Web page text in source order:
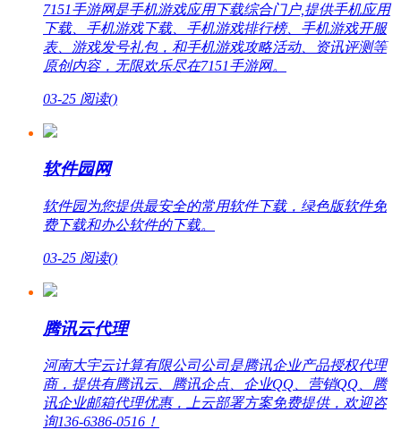
7151手游网是手机游戏应用下载综合门户,提供手机应用
下载、手机游戏下载、手机游戏排行榜、手机游戏开服
表、游戏发号礼包，和手机游戏攻略活动、资讯评测等
原创内容，无限欢乐尽在7151手游网。
03-25 阅读()
软件园网
软件园为您提供最安全的常用软件下载，绿色版软件免
费下载和办公软件的下载。
03-25 阅读()
腾讯云代理
河南大宇云计算有限公司公司是腾讯企业产品授权代理
商，提供有腾讯云、腾讯企点、企业QQ、营销QQ、腾
讯企业邮箱代理优惠，上云部署方案免费提供，欢迎咨
询136-6386-0516！